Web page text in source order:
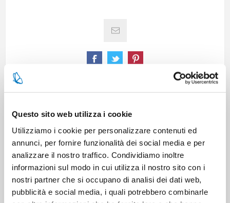
Questo sito web utilizza i cookie
Utilizziamo i cookie per personalizzare contenuti ed
annunci, per fornire funzionalità dei social media e per
analizzare il nostro traffico. Condividiamo inoltre
informazioni sul modo in cui utilizza il nostro sito con i
nostri partner che si occupano di analisi dei dati web,
pubblicità e social media, i quali potrebbero combinarle
CONTATTACI
Pezzi per cartone 60